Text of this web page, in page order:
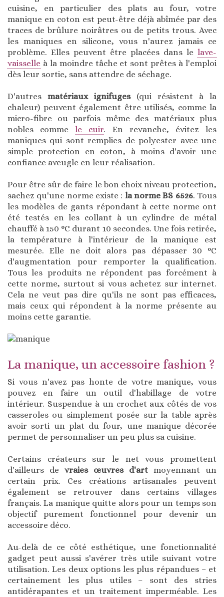
cuisine, en particulier des plats au four, votre
manique en coton est peut-être déjà abîmée par des
traces de brûlure noirâtres ou de petits trous. Avec
les maniques en silicone, vous n'aurez jamais ce
problème. Elles peuvent être placées dans le lave-
vaisselle à la moindre tâche et sont prêtes à l'emploi
dès leur sortie, sans attendre de séchage.
D'autres matériaux ignifuges(qui résistent à la
chaleur) peuvent également être utilisés, comme la
micro-fibre ou parfois même des matériaux plus
nobles commele cuir. En revanche, évitez les
maniques qui sont remplies de polyester avec une
simple protection en coton, à moins d'avoir une
confiance aveugle en leur réalisation.
Pour être sûr de faire le bon choix niveau protection,
sachez qu'une norme existe : la norme BS 6526. Tous
les modèles de gants répondant à cette norme ont
été testés en les collant à un cylindre de métal
chauffé à 150 °C durant 10 secondes. Une fois retirée,
la température à l'intérieur de la manique est
mesurée. Elle ne doit alors pas dépasser 30 °C
d'augmentation pour remporter la qualification.
Tous les produits ne répondent pas forcément à
cette norme, surtout si vous achetez sur internet.
Cela ne veut pas dire qu'ils ne sont pas efficaces,
mais ceux qui répondent à la norme présente au
moins cette garantie.
La manique, un accessoire fashion ?
Si vous n'avez pas honte de votre manique, vous
pouvez en faire un outil d'habillage de votre
intérieur. Suspendue à un crochet aux côtés de vos
casseroles ou simplement posée sur la table après
avoir sorti un plat du four, une manique décorée
permet de personnaliser un peu plus sa cuisine.
Certains créateurs sur le net vous promettent
d'ailleurs de vraies œuvres d'art moyennant un
certain prix. Ces créations artisanales peuvent
également se retrouver dans certains villages
français. La manique quitte alors pour un temps son
objectif purement fonctionnel pour devenir un
accessoire déco.
Au-delà de ce côté esthétique, une fonctionnalité
gadget peut aussi s'avérer très utile suivant votre
utilisation. Les deux options les plus répandues – et
certainement les plus utiles – sont des stries
antidérapantes et un traitement imperméable. Les